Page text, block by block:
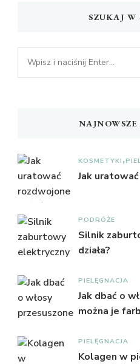
SZUKAJ W
Szukasz
czegoś?
KOSMETYKI
Jak
PODRÓŻE
Silnik
działa?
PIELĘGNACJA
Jak dbać o
można je
PIELĘGNACJA
Kolagen w